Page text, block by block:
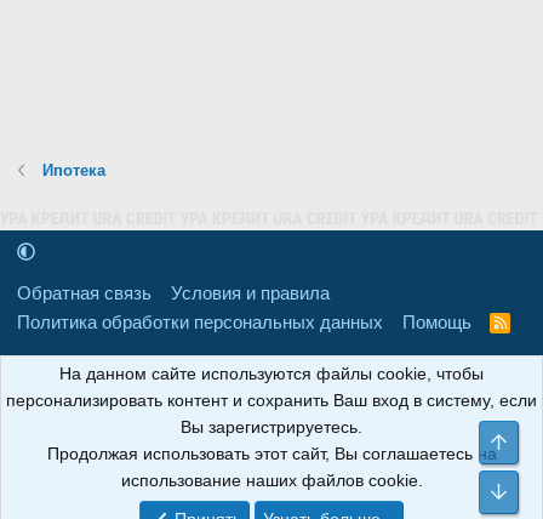
Ипотека
Обратная связь
Условия и правила
Политика обработки персональных данных
Помощь
R
Свидетельство о регистрации товарного знака № 665857 от
06.08.2018 г. Сайт не является СМИ. Сделано вРунетЛаб – Сайты и
АНОИНФО; ОГРН: 1247700801700; ИНН/КПП:
9709119500/320001001; Юридический адрес: 241030, Брянская
область, г. Брянск, ул. Мира, д. 96, ком. 124
На данном сайте используются файлы cookie, чтобы
персонализировать контент и сохранить Ваш вход в систему, если
Вы зарегистрируетесь.
Продолжая использовать этот сайт, Вы соглашаетесь на
использование наших файлов cookie.